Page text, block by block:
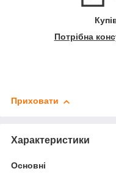
Потрібна
Приховати
Характеристики
Основні